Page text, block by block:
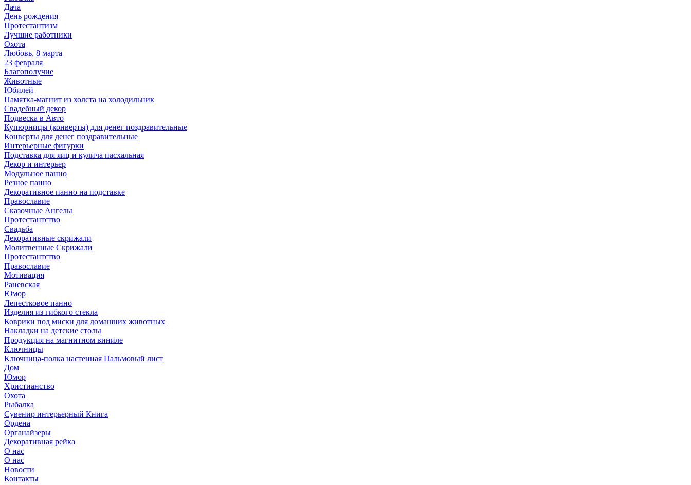
Дача
День рождения
Протестантизм
Лучшие работники
Охота
Любовь, 8 марта
23 февраля
Благополучие
Животные
Юбилей
Памятка-магнит из холста на холодильник
Свадебный декор
Подвеска в Авто
Купюрницы (конверты) для денег поздравительные
Конверты для денег поздравительные
Интерьерные фигурки
Подставка для яиц и кулича пасхальная
Декор и интерьер
Модульное панно
Резное панно
Декоративное панно на подставке
Православие
Сказочные Ангелы
Протестантство
Свадьба
Декоративные скрижали
Молитвенные Скрижали
Протестантство
Православие
Мотивация
Раневская
Юмор
Лепестковое панно
Изделия из гибкого стекла
Коврики под миски для домашних животных
Накладки на детские столы
Продукция на магнитном виниле
Ключницы
Ключница-полка настенная Пальмовый лист
Дом
Юмор
Христианство
Охота
Рыбалка
Сувенир интерьерный Книга
Ордена
Органайзеры
Декоративная рейка
О нас
О нас
Новости
Контакты